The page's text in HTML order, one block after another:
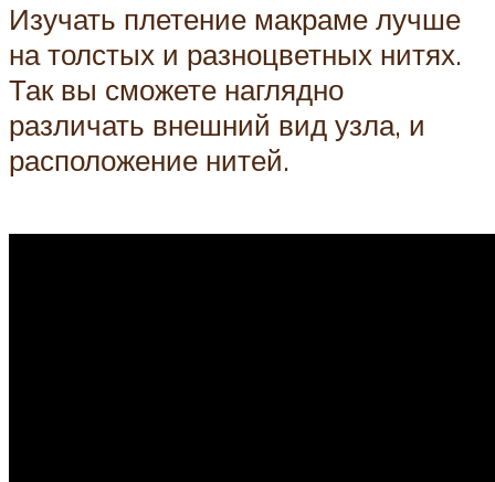
Изучать плетение макраме лучше
на толстых и разноцветных нитях.
Так вы сможете наглядно
различать внешний вид узла, и
расположение нитей.